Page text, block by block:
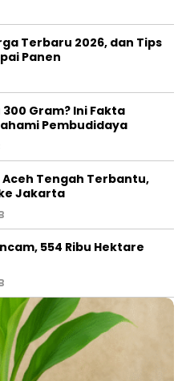
Terbaru 2026, dan Tips
Panen
Gram? Ini Fakta
Pembudidaya
Tengah Terbantu,
Jakarta
554 Ribu Hektare